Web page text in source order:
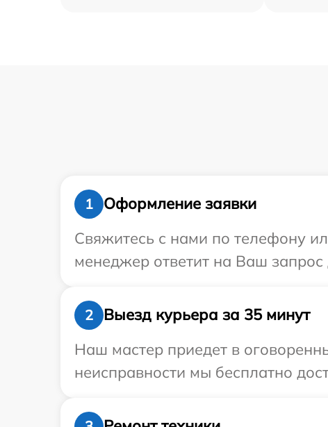
1
Оформление заявки
Свяжитесь с нами по телефону
менеджер ответит на Ваш
2
Выезд курьера за 35 минут
Наш мастер приедет в
неисправности мы бесплатно